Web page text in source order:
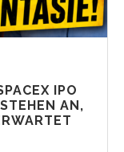
IPO
AN,